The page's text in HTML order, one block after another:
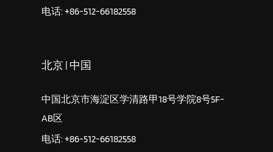
电话: +86-512-66182558
北京 | 中国
中国北京市海淀区学清路甲18号学院8号5F-
AB区
电话: +86-512-66182558